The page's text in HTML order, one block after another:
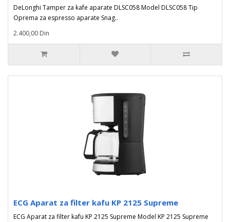
DeLonghi Tamper za kafe aparate DLSC058 Model DLSC058 Tip
Oprema za espresso aparate Snag..
2.400,00 Din
ECG Aparat za filter kafu KP 2125 Supreme
ECG Aparat za filter kafu KP 2125 Supreme Model KP 2125 Supreme